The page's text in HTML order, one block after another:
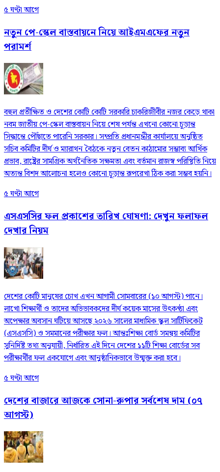
৫ ঘণ্টা আগে
নতুন পে-স্কেল বাস্তবায়নে নিয়ে আইএমএফের নতুন
পরামর্শ
বহুল প্রতীক্ষিত ও দেশের কোটি কোটি সরকারি চাকরিজীবীর নজর কেড়ে থাকা
নবম জাতীয় পে-স্কেল বাস্তবায়ন নিয়ে শেষ পর্যন্ত এখনো কোনো চূড়ান্ত
সিদ্ধান্তে পৌঁছাতে পারেনি সরকার। সম্প্রতি প্রধানমন্ত্রীর কার্যালয়ে অনুষ্ঠিত
সচিব কমিটির দীর্ঘ ও ম্যারাথন বৈঠকে নতুন বেতন কাঠামোর সম্ভাব্য আর্থিক
প্রভাব, রাষ্ট্রের সামগ্রিক অর্থনৈতিক সক্ষমতা এবং বর্তমান রাজস্ব পরিস্থিতি নিয়ে
অত্যন্ত বিশদ আলোচনা হলেও কোনো চূড়ান্ত রূপরেখা ঠিক করা সম্ভব হয়নি।
৫ ঘণ্টা আগে
এসএসসির ফল প্রকাশের তারিখ ঘোষণা: দেখুন ফলাফল
দেখার নিয়ম
দেশের কোটি মানুষের চোখ এখন আগামী সোমবারের (১০ আগস্ট) পানে।
লাখো শিক্ষার্থী ও তাদের অভিভাবকদের দীর্ঘ কয়েক মাসের উৎকণ্ঠা এবং
অপেক্ষার অবসান ঘটিয়ে আসছে ২০২৬ সালের মাধ্যমিক স্কুল সার্টিফিকেট
(এসএসসি) ও সমমানের পরীক্ষার ফল। আন্তঃশিক্ষা বোর্ড সমন্বয় কমিটির
সুনির্দিষ্ট তথ্য অনুযায়ী, নির্ধারিত এই দিনে দেশের ১১টি শিক্ষা বোর্ডের সব
পরীক্ষার্থীর ফল একযোগে এবং আনুষ্ঠানিকভাবে উন্মুক্ত করা হবে।
৫ ঘণ্টা আগে
দেশের বাজারে আজকে সোনা-রুপার সর্বশেষ দাম (০৭
আগস্ট)